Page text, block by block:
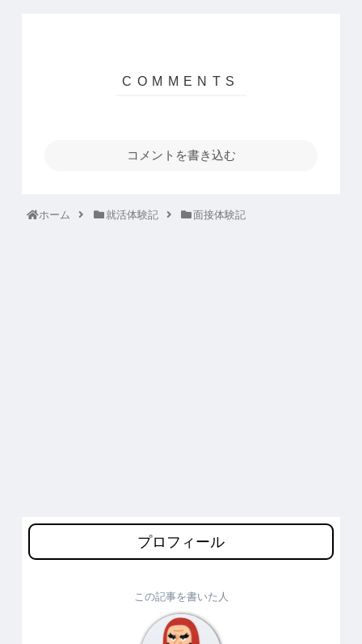
コメントを書き込む
ホーム 就活体験記 面接体験記
プロフィール
この記事を書いた人